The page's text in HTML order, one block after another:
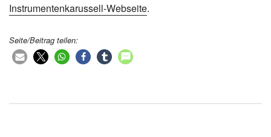
Instrumentenkarussell-Webseite.
Seite/Beitrag teilen: